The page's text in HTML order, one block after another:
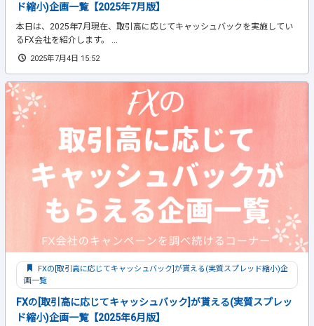
ド縮小)企画一覧【2025年7月版】
本日は、2025年7月現在、取引高に応じてキャッシュバックを実施してい
るFX会社を紹介します。 ...
2025年7月4日 15:52
FXの[取引高に応じてキャッシュバック]が貰える(実質スプレッド縮小)企
画一覧
FXの[取引高に応じてキャッシュバック]が貰える(実質スプレッ
ド縮小)企画一覧【2025年6月版】